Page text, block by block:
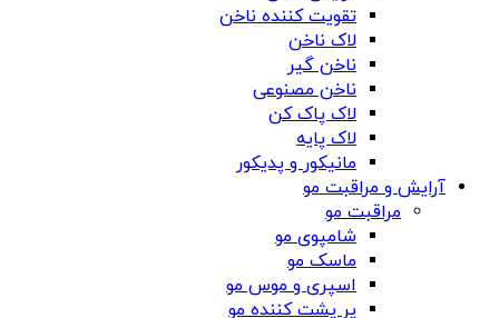
تقویت کننده ناخن
لاک ناخن
ناخن گیر
ناخن مصنوعی
لاک پاک کن
لاک پایه
مانیکور و پدیکور
آرایش و مراقبت مو
مراقبت مو
شامپوی مو
ماسک مو
اسپری و موس مو
پر پشت کننده مو